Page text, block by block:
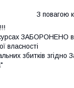
З повагою
ЗАБОРОНЕНО
власності
збитків згідно